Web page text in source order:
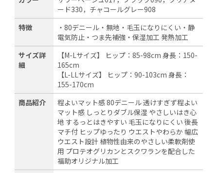
ード330，チャコールグレー908
特徴
・80デニール・無地・毛玉になりにくい・静
電気防止・つま先補強・保湿加工 発熱加工
サイズ詳
細
【M-Lサイズ】 ヒップ：85-98cm 身長：150-
165cm
【L-LLサイズ】 ヒップ：90-103cm 身長：
155-170cm
商品紹介
程よいマット感 80デニール 透けすぎず程よい
マット感 しっとりダブル保湿 やさしいはき心
地 するっとはきやすい 毛玉になりにくい 後長
マチ付 ヒップゆったり ウエストやわらか 幅広
ウエスト設計 植物性由来のやさしい柔軟剤使
用 プロテオグリカンとスクワランを配合した
福助オリジナル加工